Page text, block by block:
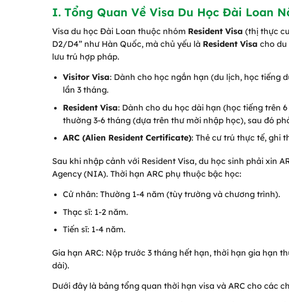
I. Tổng Quan Về Visa Du Học Đài Loan
Visa du học Đài Loan thuộc nhóm Resident Visa (thị thực
D2/D4” như Hàn Quốc, mà chủ yếu là Resident Visa cho du
lưu trú hợp pháp.
Visitor Visa: Dành cho học ngắn hạn (du lịch, học tiếng
lần 3 tháng.
Resident Visa: Dành cho du học dài hạn (học tiếng trên
thường 3-6 tháng (dựa trên thư mời nhập học), sau đó
ARC (Alien Resident Certificate): Thẻ cư trú thực tế, ghi
Sau khi nhập cảnh với Resident Visa, du học sinh phải xin
Agency (NIA). Thời hạn ARC phụ thuộc bậc học:
Cử nhân: Thường 1-4 năm (tùy trường và chương trình).
Thạc sĩ: 1-2 năm.
Tiến sĩ: 1-4 năm.
Gia hạn ARC: Nộp trước 3 tháng hết hạn, thời hạn gia hạn
dài).
Dưới đây là bảng tổng quan thời hạn visa và ARC cho các